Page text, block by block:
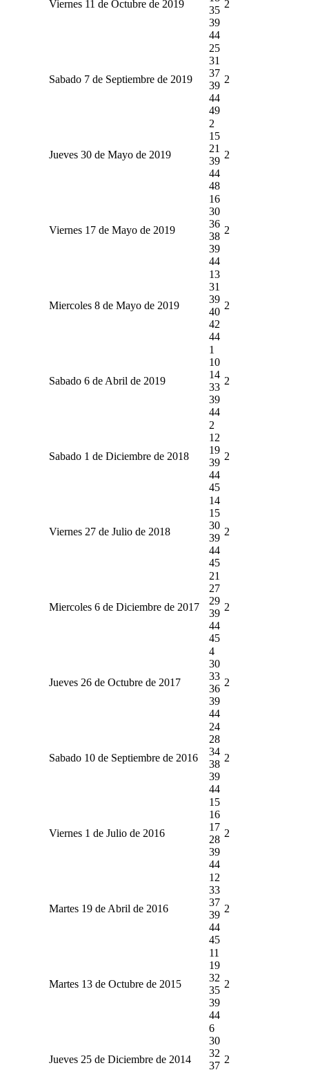
Viernes 11 de Octubre de 2019
35
39
44
2
Sabado 7 de Septiembre de 2019
25
31
37
39
44
49
2
Jueves 30 de Mayo de 2019
2
15
21
39
44
48
2
Viernes 17 de Mayo de 2019
16
30
36
38
39
44
2
Miercoles 8 de Mayo de 2019
13
31
39
40
42
44
2
Sabado 6 de Abril de 2019
1
10
14
33
39
44
2
Sabado 1 de Diciembre de 2018
2
12
19
39
44
45
2
Viernes 27 de Julio de 2018
14
15
30
39
44
45
2
Miercoles 6 de Diciembre de 2017
21
27
29
39
44
45
2
Jueves 26 de Octubre de 2017
4
30
33
36
39
44
2
Sabado 10 de Septiembre de 2016
24
28
34
38
39
44
2
Viernes 1 de Julio de 2016
15
16
17
28
39
44
2
Martes 19 de Abril de 2016
12
33
37
39
44
45
2
Martes 13 de Octubre de 2015
11
19
32
35
39
44
2
Jueves 25 de Diciembre de 2014
6
30
32
37
2